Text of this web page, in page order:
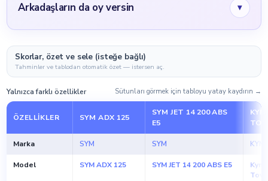
Arkadaşların da oy versin ▾
Skorlar, özet ve sele (isteğe bağlı)
Tahminler ve tablodan otomatik özet — istersen aç.
Yalnızca farklı özellikler Sütunları görmek için tabloyu yatay kaydırın →
ÖZELLIKLER SYM ADX 125
SYM JET 14 200 ABS
E5
Marka SYM SYM
Model SYM ADX 125 SYM JET 14 200 ABS E5